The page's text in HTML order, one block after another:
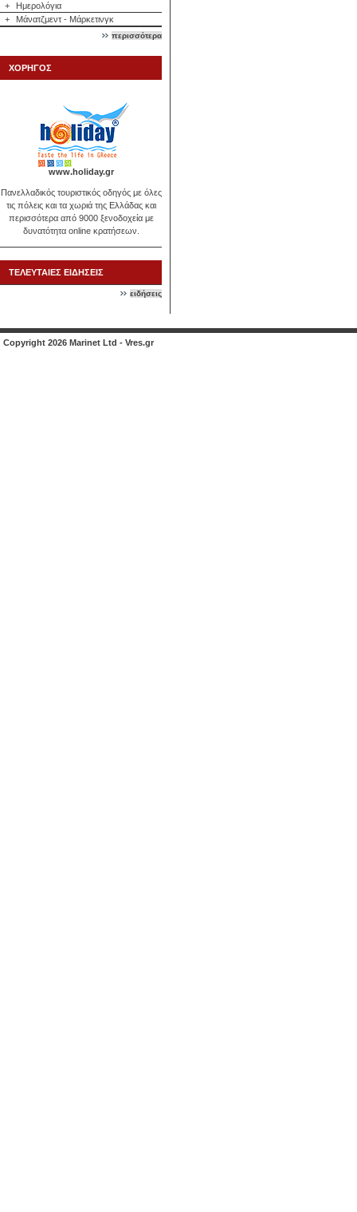
+
Ημερολόγια
+
Μάνατζμεντ - Μάρκετινγκ
περισσότερα
ΧΟΡΗΓΟΣ
www.holiday.gr
Πανελλαδικός τουριστικός οδηγός με όλες
τις πόλεις και τα χωριά της Ελλάδας και
περισσότερα από 9000 ξενοδοχεία με
δυνατότητα online κρατήσεων.
ΤΕΛΕΥΤΑΙΕΣ ΕΙΔΗΣΕΙΣ
ειδήσεις
Copyright 2026 Marinet Ltd - Vres.gr